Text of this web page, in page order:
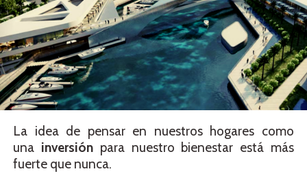
La idea de pensar en nuestros hogares como
una inversión para nuestro bienestar está más
fuerte que nunca.